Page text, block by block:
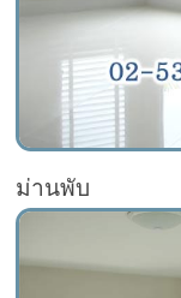
ม่านพับ